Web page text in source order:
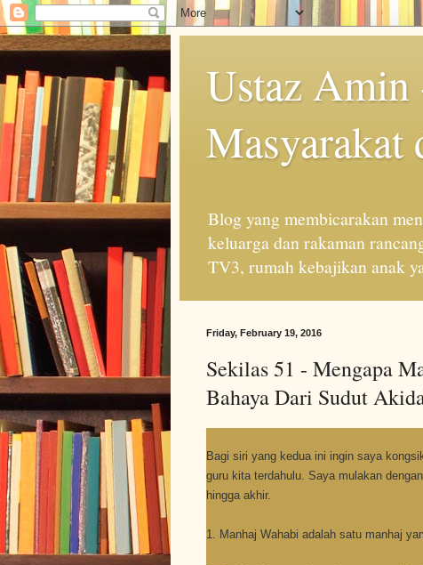
Ustaz Amin
Blog yang membicarakan
keluarga dan rakaman
TV3, rumah kebajikan anak
Friday, February 19, 2016
Sekilas 51 - Mengapa
Bahaya Dari Sudut
Bagi siri yang kedua ini ingin saya
guru kita terdahulu. Saya mulakan
hingga akhir.
1. Manhaj Wahabi adalah satu manhaj